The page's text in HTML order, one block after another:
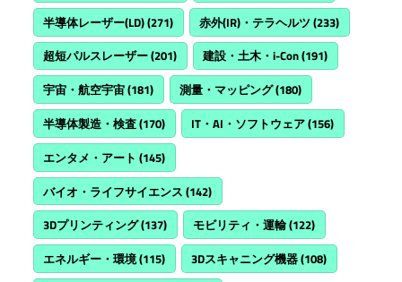
半導体レーザー(LD)(271) 赤外(IR)・テラヘルツ (233)
超短パルスレーザー(201) 建設・土木・i-Con(191)
宇宙・航空宇宙(181) 測量・マッピング(180)
半導体製造・検査(170) IT・AI・ソフトウェア(156)
エンタメ・アート (145)
バイオ・ライフサイエンス (142)
3Dプリンティング(137) モビリティ・運輸(122)
エネルギー・環境(115) 3Dスキャニング機器(108)